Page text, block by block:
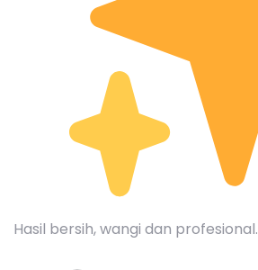
Hasil bersih, wangi dan profesional.